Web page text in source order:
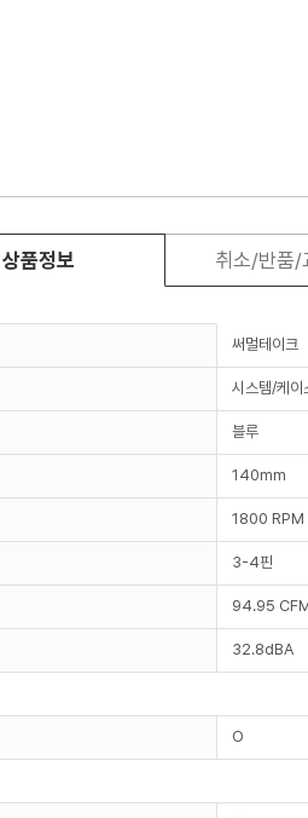
상품정보 취소/반품/
써멀테이크
시스템/케이
블루
140mm
1800 RPM
3-4핀
94.95
32.8dBA
O